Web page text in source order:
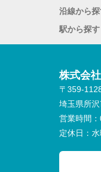
沿線から
駅から探す
株式会
〒359-
埼玉県所
営業時間：
定休日：